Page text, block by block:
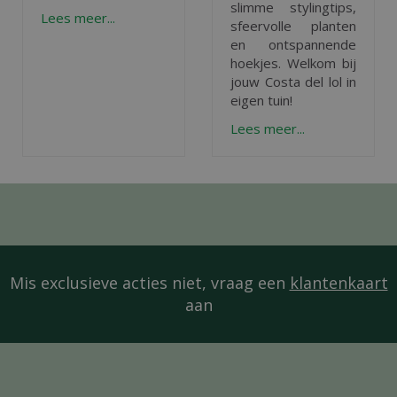
Lees meer...
slimme stylingtips,
sfeervolle planten
en ontspannende
hoekjes. Welkom bij
jouw Costa del lol in
eigen tuin!
Lees meer...
Mis exclusieve acties niet, vraag een klantenkaart
aan